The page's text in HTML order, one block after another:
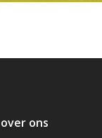
over ons